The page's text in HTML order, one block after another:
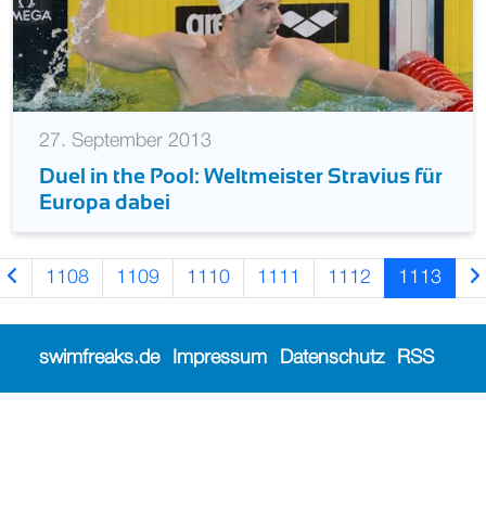
27. September 2013
Duel in the Pool: Weltmeister Stravius für
Europa dabei
1108 1109 1110 1111 1112 1113
swimfreaks.de Impressum Datenschutz RSS